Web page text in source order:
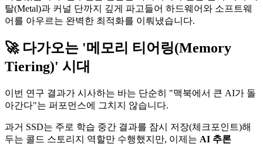
탈(Metal)과 커널 단까지 깊게 파고들어 하드웨어와 소프트웨
어를 아우르는 완벽한 최적화를 이뤄냈습니다.
🚀 다가오는 '메모리 티어링(Memory
Tiering)' 시대
이번 연구 결과가 시사하는 바는 단순히 "맥북에서 큰 AI가 돌
아간다"는 퍼포먼스에 그치지 않습니다.
과거 SSD는 주로 학습 중간 결과를 잠시 저장(체크포인트)해
두는 콜드 스토리지 역할만 수행했지만, 이제는 AI 추론